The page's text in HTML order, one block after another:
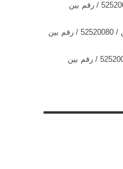
بي ان سبورت الخيران / 52520080 / رقم بين
بي ان سبورت أسواق القرين / 52520080 / رقم بين
بي ان سبورت المسيلة / 52520080 / رقم بين